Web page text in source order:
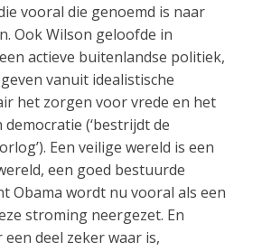
vooral die genoemd is naar
Ook Wilson geloofde in
actieve buitenlandse politiek,
vanuit idealistische
het zorgen voor vrede en het
(‘bestrijdt de
Een veilige wereld is een
een goed bestuurde
Obama wordt nu vooral als een
stroming neergezet. En
deel zeker waar is,